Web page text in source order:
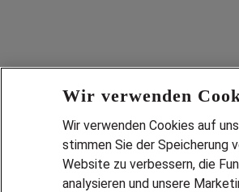
Wir verwenden
Wir verwenden Cookies auf
stimmen Sie der Speicherung
Website zu verbessern, die
analysieren und unsere